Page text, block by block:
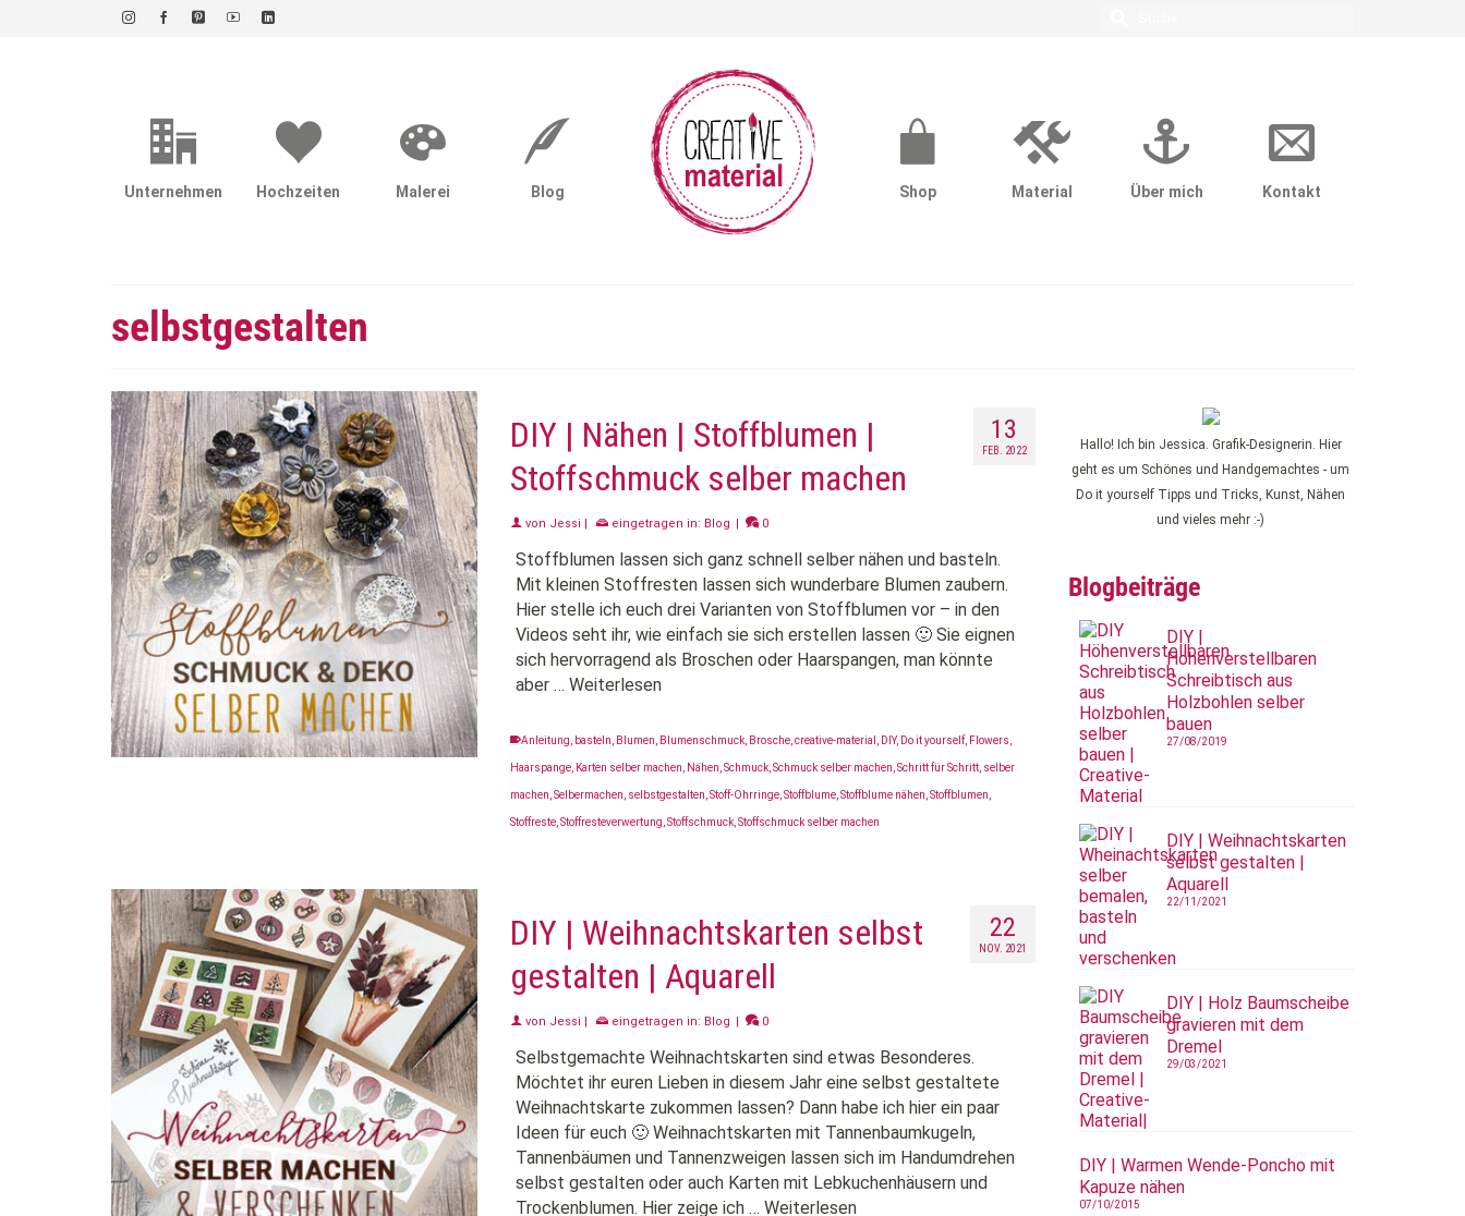
Unternehmen Hochzeiten Malerei Blog Shop Material Über mich Kontakt
selbstgestalten
13
FEB. 2022
DIY | Nähen | Stoffblumen |
Stoffschmuck selber machen
von Jessi eingetragen in: Blog 0
Stoffblumen lassen sich ganz schnell selber nähen und basteln.
Mit kleinen Stoffresten lassen sich wunderbare Blumen zaubern.
Hier stelle ich euch drei Varianten von Stoffblumen vor – in den
Videos seht ihr, wie einfach sie sich erstellen lassen 🙂 Sie eignen
sich hervorragend als Broschen oder Haarspangen, man könnte
aber … Weiterlesen
Anleitung, basteln, Blumen, Blumenschmuck, Brosche,creative-material , DIY, Do it yourself, Flowers,
Haarspange, Karten selber machen, Nähen,Schmuck,Schmuck selber machen,Schritt für Schritt, selber
machen,Selbermachen, selbstgestalten,Stoff-Ohrringe,Stoffblume,Stoffblume nähen,Stoffblumen,
Stoffreste,Stoffresteverwertung,Stoffschmuck,Stoffschmuck selber machen
22
NOV. 2021
DIY | Weihnachtskarten selbst
gestalten | Aquarell
von Jessi eingetragen in: Blog 0
Selbstgemachte Weihnachtskarten sind etwas Besonderes.
Möchtet ihr euren Lieben in diesem Jahr eine selbst gestaltete
Weihnachtskarte zukommen lassen? Dann habe ich hier ein paar
Ideen für euch 🙂 Weihnachtskarten mit Tannenbaumkugeln,
Tannenbäumen und Tannenzweigen lassen sich im Handumdrehen
selbst gestalten oder auch Karten mit Lebkuchenhäusern und
Trockenblumen. Hier zeige ich … Weiterlesen
Hallo! Ich bin Jessica. Grafik-Designerin. Hier
geht es um Schönes und Handgemachtes - um
Do it yourself Tipps und Tricks, Kunst, Nähen
und vieles mehr :-)
Blogbeiträge
DIY |
Höhenverstellbaren
Schreibtisch aus
Holzbohlen selber
bauen
27/08/2019
DIY | Weihnachtskarten
selbst gestalten |
Aquarell
22/11/2021
DIY | Holz Baumscheibe
gravieren mit dem
Dremel
29/03/2021
DIY | Warmen Wende-Poncho mit
Kapuze nähen
07/10/2015